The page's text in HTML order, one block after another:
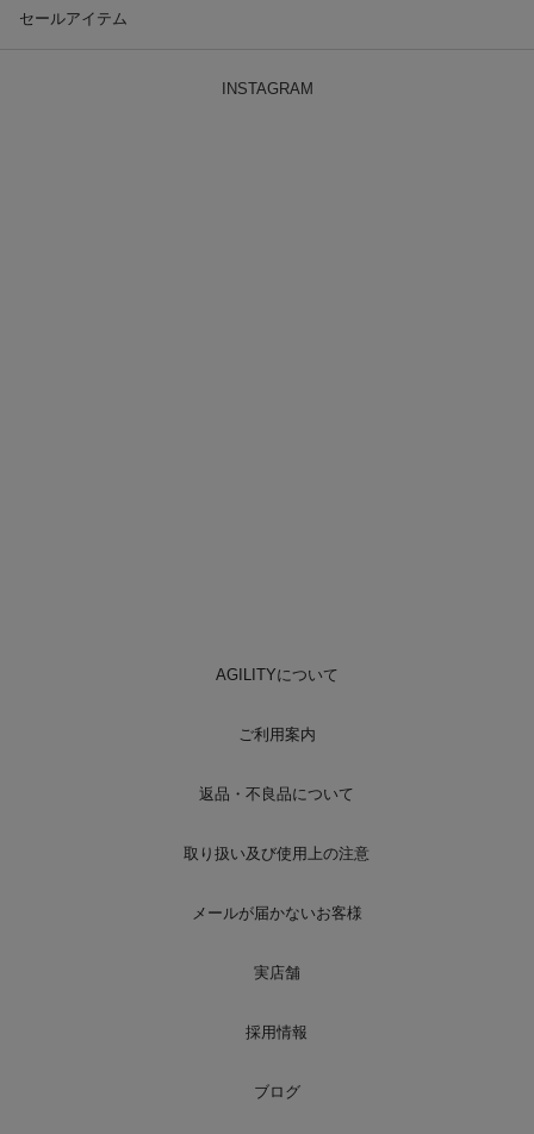
セールアイテム
INSTAGRAM
AGILITYについて
ご利用案内
返品・不良品について
取り扱い及び使用上の注意
メールが届かないお客様
実店舗
採用情報
ブログ